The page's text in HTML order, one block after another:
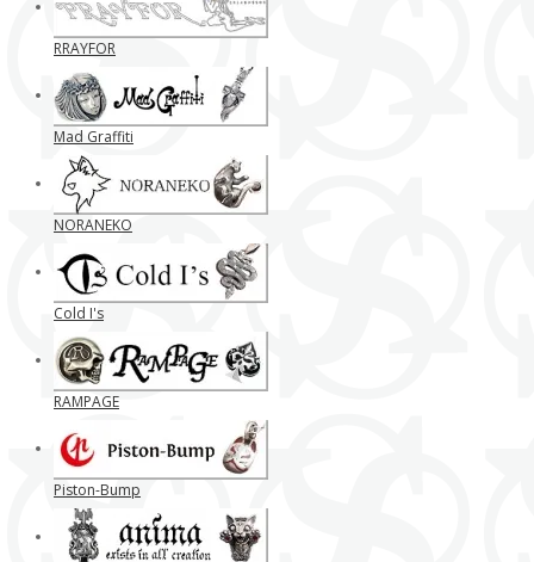
RRAYFOR
Mad Graffiti
NORANEKO
Cold I's
RAMPAGE
Piston-Bump